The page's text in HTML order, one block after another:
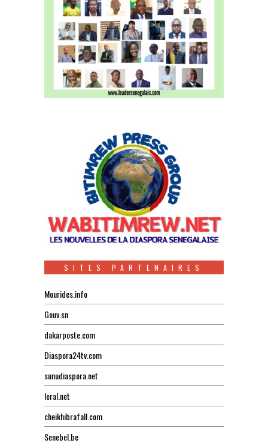
SITES PARTENAIRES
Mourides.info
Gouv.sn
dakarposte.com
Diaspora24tv.com
sunudiaspora.net
leral.net
cheikhibrafall.com
Senebel.be